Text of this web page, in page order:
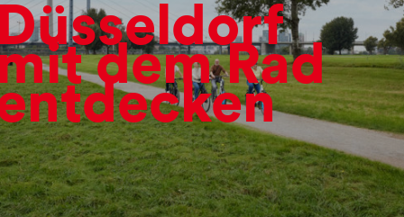
dem Rad